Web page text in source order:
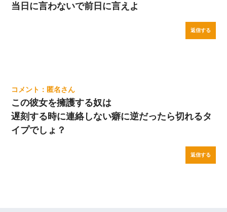
当日に言わないで前日に言えよ
返信する
匿名
この彼女を擁護する奴は
遅刻する時に連絡しない癖に逆だったら切れるタ
イプでしょ？
返信する